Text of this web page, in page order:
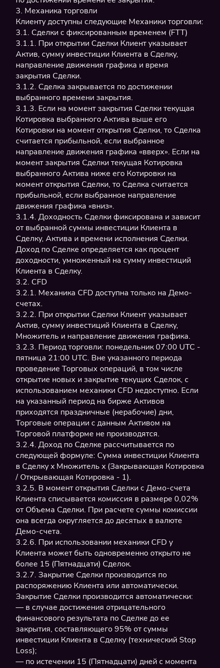
3. Механика торговли
Клиенту доступны следующие Механики торговли:
3.1. Сделки с фиксированным временем (FTT)
3.1.1. При открытии Сделки Клиент указывает
Актив, сумму инвестиции Клиента в Сделку,
направление движения графика и время
закрытия Сделки.
3.1.2. Сделка закрывается по достижении
выбранного времени закрытия.
3.1.3. Если на момент закрытия Сделки текущая
Котировка выбранного Актива выше его
Котировки на момент открытия Сделки, то Сделка
считается прибыльной, если выбранное
направление движения графика «вверх». Если на
момент закрытия Сделки текущая Котировка
выбранного Актива ниже его Котировки на
момент открытия Сделки, то Сделка считается
прибыльной, если выбранное направление
движения графика «вниз».
3.1.4. Доходность Сделки фиксирована и зависит
от выбранной суммы инвестиции Клиента в
Сделку, Актива и времени исполнения Сделки.
Доход по Сделке определяется как процент
доходности, умноженный на сумму инвестиций
Клиента в Сделку.
3.2. CFD
3.2.1. Механика CFD доступна только на Демо-
счетах.
3.2.2. При открытии Сделки Клиент указывает
Актив, сумму инвестиций Клиента в Сделку,
Множитель и направление движения графика.
3.2.3. Период торговли: понедельник 07:00 UTC -
пятница 21:00 UTC. Вне указанного периода
проведение Торговых операций, в том числе
открытие новых и закрытие текущих Сделок, с
использованием механики CFD недоступно. Если
на указанный период на бирже Активов
приходятся праздничные (нерабочие) дни,
Торговые операции с данным Активом на
Торговой платформе не производятся.
3.2.4. Доход по Сделке рассчитывается по
следующей формуле: Сумма инвестиции Клиента
в Сделку x Множитель x (Закрывающая Котировка
/ Открывающая Котировка - 1).
3.2.5. В момент открытия Сделки с Демо-счета
Клиента списывается комиссия в размере 0,02%
от Объема Сделки. При расчете суммы комиссии
она всегда округляется до десятых в валюте
Демо-счета.
3.2.6. При использовании механики CFD у
Клиента может быть одновременно открыто не
более 15 (Пятнадцати) Сделок.
3.2.7. Закрытие Сделки производится по
распоряжению Клиента или автоматически.
Закрытие Сделки производится автоматически:
— в случае достижения отрицательного
финансового результата по Сделке до ее
закрытия, составляющего 95% от суммы
инвестиции Клиента в Сделку (технический Stop
Loss);
— по истечении 15 (Пятнадцати) дней с момента